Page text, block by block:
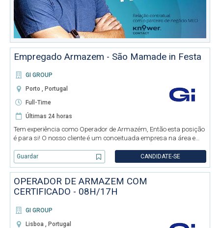
Empregado Armazem - São Mamade in Festa
GI GROUP
Porto , Portugal
Full-Time
Últimas 24 horas
Tem experiência como Operador de Armazém, Então esta posição
é para si! O nosso cliente é um conceituada empresa na área e
Mamede In Festa - Porto Função: • Diversos trabalhos de
armazém:
Guardar CANDIDATE-SE
OPERADOR DE ARMAZEM COM
CERTIFICADO - 08H/17H
GI GROUP
Lisboa , Portugal